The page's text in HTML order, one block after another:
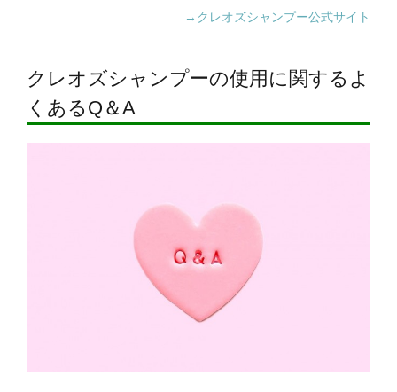
→クレオズシャンプー公式サイト
クレオズシャンプーの使用に関するよ
くあるQ＆A